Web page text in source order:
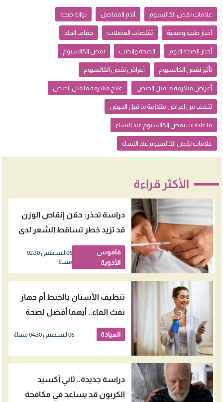
علامات نقص الكالسيوم آلام المفاصل بوابة صحة
أخبار طبية وصحية تقلصات العضلات جفاف الجلد
أخبار الصحة اليوم الصحة والطب نقص الكالسيوم
تأثير نقص الكالسيوم أعراض نقص الكالسيوم
أعراض متلازمة ما قبل الحيض علاج متلازمة ما قبل الحيض
تخفف من أعراض متلازمة ما قبل الحيض
ما علامات نقص الكالسيوم عند النساء
علامات نقص الكالسيوم عند النساء
الأكثر قراءة
دراسة تحذر: حقن إنقاص الوزن
قد تزيد خطر تساقط الشعر لدى
النساء
قاموس
الأدوية
06 اغسطس 02:30
مساءً
تنظيف الأسنان بالخيط أم جهاز
نفث الماء.. أيهما أفضل لصحة
اللثة؟
العيادة 06 اغسطس 04:30 مساءً
دراسة جديدة.. ثاني أكسيد
الكربون قد يساعد في مكافحة